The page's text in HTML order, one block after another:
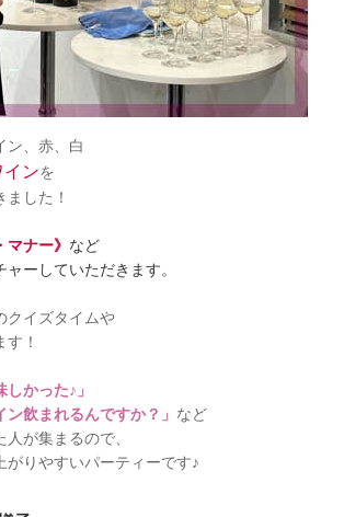
ン、赤、白
インを
した！
マナー》 など
ーしていただきます。
クイズタイムや
！
しかった♪」
ン飲まれるんですか？」 など
が集まるので、
がりやすいパーティーです♪